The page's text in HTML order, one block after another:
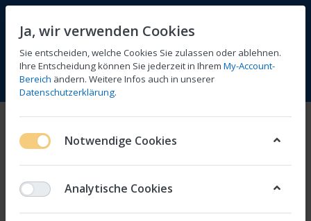
Menü Anmelden Vergleichen Wunschliste
Ja, wir verwenden Cookies
Sie entscheiden, welche Cookies Sie zulassen oder ablehnen.
Ihre Entscheidung können Sie jederzeit in Ihrem My-Account-
Bereich ändern. Weitere Infos auch in unserer
Datenschutzerklärung.
Notwendige Cookies
Analytische Cookies